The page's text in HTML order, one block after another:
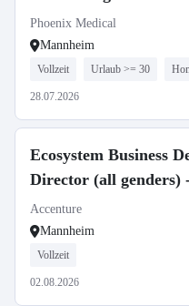
Phoenix Medical
Mannheim
Vollzeit Urlaub >= 30
28.07.2026
Ecosystem Business
Director (all genders)
Accenture
Mannheim
Vollzeit
02.08.2026